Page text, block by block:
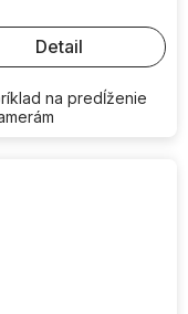
Detail
na predĺženie